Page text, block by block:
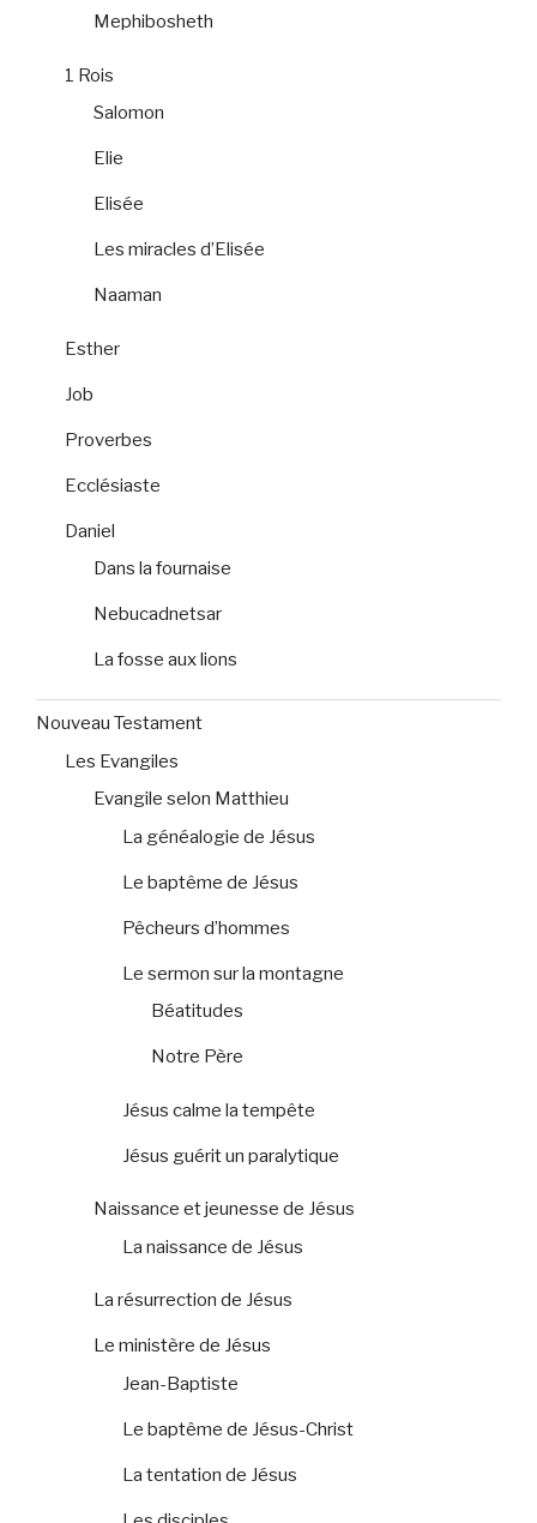
Mephibosheth
1 Rois
Salomon
Elie
Elisée
Les miracles d’Elisée
Naaman
Esther
Job
Proverbes
Ecclésiaste
Daniel
Dans la fournaise
Nebucadnetsar
La fosse aux lions
Nouveau Testament
Les Evangiles
Evangile selon Matthieu
La généalogie de Jésus
Le baptême de Jésus
Pêcheurs d’hommes
Le sermon sur la montagne
Béatitudes
Notre Père
Jésus calme la tempête
Jésus guérit un paralytique
Naissance et jeunesse de Jésus
La naissance de Jésus
La résurrection de Jésus
Le ministère de Jésus
Jean-Baptiste
Le baptême de Jésus-Christ
La tentation de Jésus